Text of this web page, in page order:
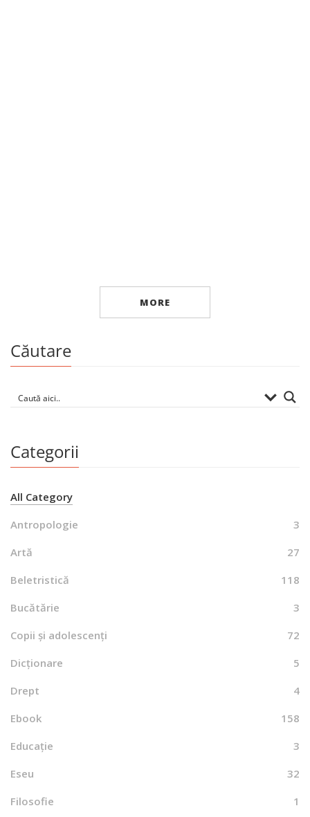
MORE
Căutare
Categorii
All Category
Antropologie
3
Artă
27
Beletristică
118
Bucătărie
3
Copii și adolescenți
72
Dicționare
5
Drept
4
Ebook
158
Educație
3
Eseu
32
Filosofie
1